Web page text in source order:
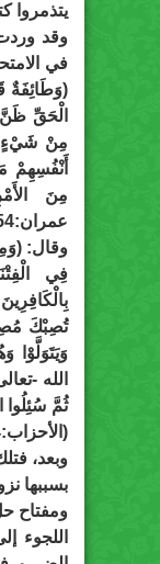
يتذمروا
وقد
في
(وَطَائِفَةٌ
الْحَقِّ ظَنَّ
مِنْ شَيْءٍ
أَنْفُسِهِمْ
مِنَ
عمران:154).
وقال:
فِي
تُصِبْكَ
الله -
ثُمَّ سُئِلُوا
(الأحزاب:14).
وبعد،
بسببها
ومفتاح
اللجوء